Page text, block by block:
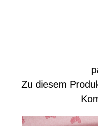
Zu diesem